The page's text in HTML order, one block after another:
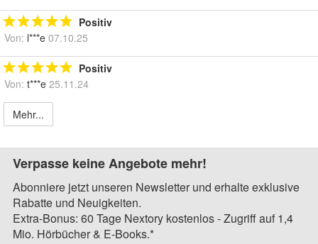
Positiv
Von: l***e 07.10.25
Positiv
Von: t***e 25.11.24
Mehr...
Verpasse keine Angebote mehr!
Abonniere jetzt unseren Newsletter und erhalte exklusive
Rabatte und Neuigkeiten.
Extra-Bonus: 60 Tage Nextory kostenlos - Zugriff auf 1,4
Mio. Hörbücher & E-Books.*